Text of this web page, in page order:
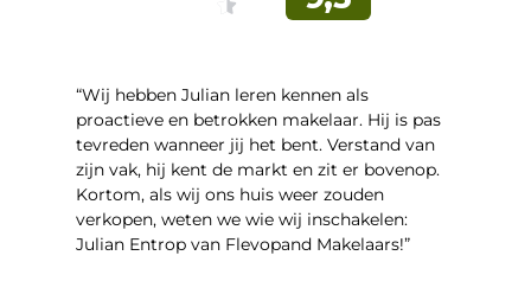
“Wij hebben Julian leren kennen als
proactieve en betrokken makelaar. Hij is pas
tevreden wanneer jij het bent. Verstand van
zijn vak, hij kent de markt en zit er bovenop.
Kortom, als wij ons huis weer zouden
verkopen, weten we wie wij inschakelen:
Julian Entrop van Flevopand Makelaars!”